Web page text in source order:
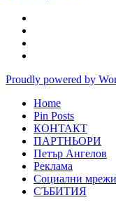
Proudly powered by
Home
Pin Posts
КОНТАКТ
ПАРТНЬОРИ
Петър Ангелов
Реклама
Социални мрежи
СЪБИТИЯ